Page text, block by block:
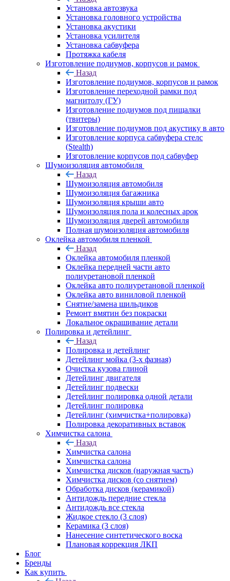
Установка автозвука
Установка головного устройства
Установка акустики
Установка усилителя
Установка сабвуфера
Протяжка кабеля
Изготовление подиумов, корпусов и рамок
Назад
Изготовление подиумов, корпусов и рамок
Изготовление переходной рамки под
магнитолу (ГУ)
Изготовление подиумов под пищалки
(твитеры)
Изготовление подиумов под акустику в авто
Изготовление корпуса сабвуфера стелс
(Stealth)
Изготовление корпусов под сабвуфер
Шумоизоляция автомобиля
Назад
Шумоизоляция автомобиля
Шумоизоляция багажника
Шумоизоляция крыши авто
Шумоизоляция пола и колесных арок
Шумоизоляция дверей автомобиля
Полная шумоизоляция автомобиля
Оклейка автомобиля пленкой
Назад
Оклейка автомобиля пленкой
Оклейка передней части авто
полиуретановой пленкой
Оклейка авто полиуретановой пленкой
Оклейка авто виниловой пленкой
Снятие/замена шильдиков
Ремонт вмятин без покраски
Локальное окрашивание детали
Полировка и детейлинг
Назад
Полировка и детейлинг
Детейлинг мойка (3-х фазная)
Очистка кузова глиной
Детейлинг двигателя
Детейлинг подвески
Детейлинг полировка одной детали
Детейлинг полировка
Детейлинг (химчистка+полировка)
Полировка декоративных вставок
Химчистка салона
Назад
Химчистка салона
Химчистка салона
Химчистка дисков (наружная часть)
Химчистка дисков (со снятием)
Обработка дисков (керамикой)
Антидождь передние стекла
Антидождь все стекла
Жидкое стекло (3 слоя)
Керамика (3 слоя)
Нанесение синтетического воска
Плановая коррекция ЛКП
Блог
Бренды
Как купить